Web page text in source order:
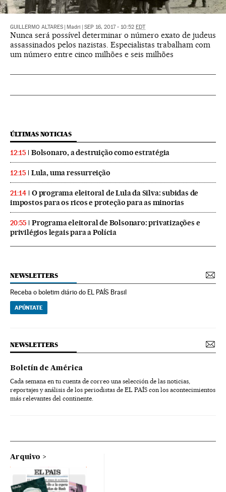
GUILLERMO ALTARES Madri SEP 16, 2017 - 10:52 EDT
Nunca será possível determinar o número exato de judeus
assassinados pelos nazistas. Especialistas trabalham com
um número entre cinco milhões e seis milhões
ÚLTIMAS NOTICIAS
12:15 Bolsonaro, a destruição como estratégia
12:15 Lula, uma ressurreição
21:14
O programa eleitoral de Lula da Silva: subidas de
impostos para os ricos e proteção para as minorias
20:55
Programa eleitoral de Bolsonaro: privatizações e
privilégios legais para a Polícia
NEWSLETTERS
Receba o boletim diário do EL PAÍS Brasil
APÚNTATE
NEWSLETTERS
Boletín de América
Cada semana en tu cuenta de correo una selección de las noticias,
reportajes y análisis de los periodistas de EL PAÍS con los acontecimientos
más relevantes del continente.
Arquivo